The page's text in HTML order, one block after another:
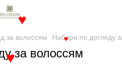
за волоссям Набори по догляду
за волоссям
♥
♥
♥